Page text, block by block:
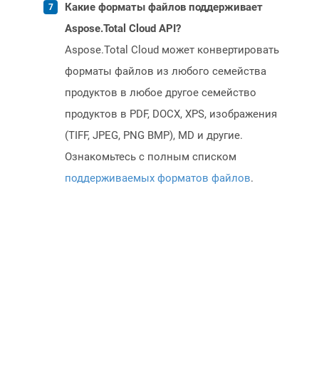
Какие форматы файлов поддерживает
Aspose.Total Cloud API?
Aspose.Total Cloud может конвертировать
форматы файлов из любого семейства
продуктов в любое другое семейство
продуктов в PDF, DOCX, XPS, изображения
(TIFF, JPEG, PNG BMP), MD и другие.
Ознакомьтесь с полным списком
поддерживаемых форматов файлов.